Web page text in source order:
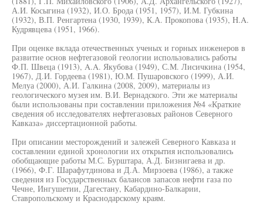
А.И. Косыгина (1932), И.О. Брода (1951, 1957), И.М. Губкина
(1932), В.П. Ренгартена (1930, 1939), К.А. Прокопова (1935), H.A.
Кудрявцева (1951, 1966).
При оценке вклада отечественных ученых и горных инженеров в
развитие основ нефтегазовой геологии использовались работы
Ф.П. Швеца (1913), A.A. Якубова (1949), С.М. Лисичкина (1954,
1967), Д.И. Гордеева (1981), Ю.М. Пушаровского (1999), А.И.
Мелуа (2000), А.И. Галкина (2008, 2009), материалы из
геологического музея им. В.И. Вернадского. Эти же материалы
были использованы при составлении приложения №4 «Краткие
сведения об исследователях нефтегазовых районов Северного
Кавказа» диссертационной работы.
При описании месторождений и залежей Северного Кавказа и
составлении единой хронологии их открытия использовались
обобщающие работы М.С. Бурштара, А.Д. Бизнигаева и др.
(1966), Ф.Г. Шарафутдинова и Д.А. Мирзоева (1986), а также
сведения из Государственных балансов запасов нефти газа по
Чечне, Ингушетии, Дагестану, Кабардино-Балкарии,
Ставропольскому и Краснодарскому краям.